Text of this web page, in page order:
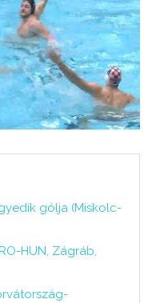
gólja (Miskolc-
HUN, Zágráb,